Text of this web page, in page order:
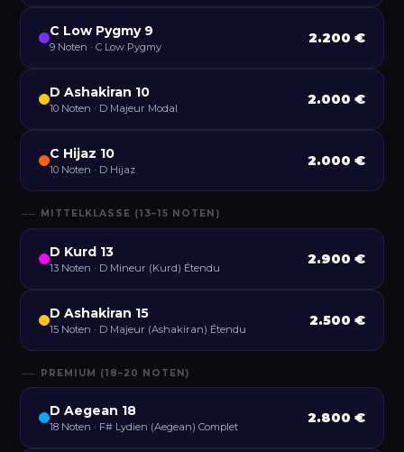
C Low Pygmy 9
9 Noten · C Low Pygmy
2.200 €
D Ashakiran 10
10 Noten · D Majeur Modal
2.000 €
C Hijaz 10
10 Noten · D Hijaz
2.000 €
── MITTELKLASSE (13–15 NOTEN)
D Kurd 13
13 Noten · D Mineur (Kurd) Étendu
2.900 €
D Ashakiran 15
15 Noten · D Majeur (Ashakiran) Étendu
2.500 €
── PREMIUM (18–20 NOTEN)
D Aegean 18
18 Noten · F# Lydien (Aegean) Complet
2.800 €